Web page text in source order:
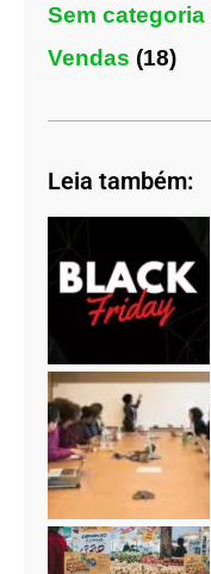
Sem categoria
Vendas (18)
Leia também: